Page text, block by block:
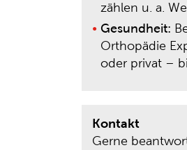
zählen u. a.
Gesundheit:
Orthopädie
oder privat –
Kontakt
Gerne